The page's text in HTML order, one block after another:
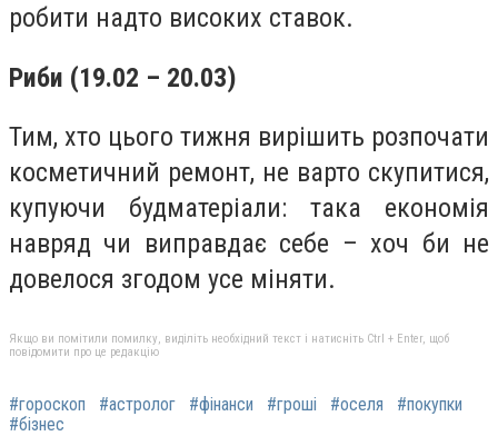
робити надто високих ставок.
Риби (19.02 – 20.03)
Тим, хто цього тижня вирішить розпочати
косметичний ремонт, не варто скупитися,
купуючи будматеріали: така економія
навряд чи виправдає себе – хоч би не
довелося згодом усе міняти.
Якщо ви помітили помилку, виділіть необхідний текст і натисніть Ctrl + Enter, щоб
повідомити про це редакцію
#гороскоп #астролог #фінанси #гроші #оселя
#покупки
#бізнес